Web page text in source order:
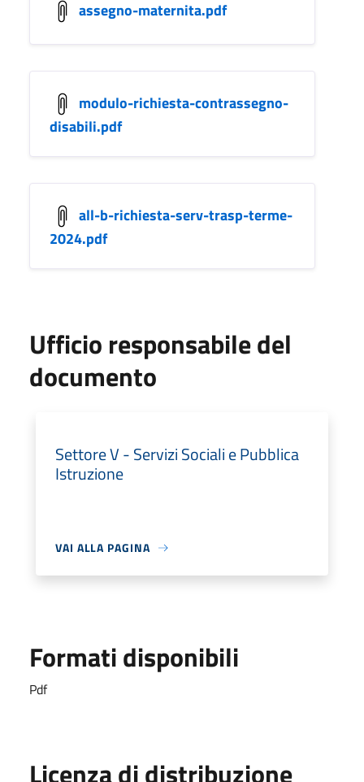
assegno-maternita.pdf
modulo-richiesta-contrassegno-
disabili.pdf
all-b-richiesta-serv-trasp-terme-
2024.pdf
Ufficio responsabile del
documento
Settore V - Servizi Sociali e Pubblica
Istruzione
VAI ALLA PAGINA
Formati disponibili
Pdf
Licenza di distribuzione